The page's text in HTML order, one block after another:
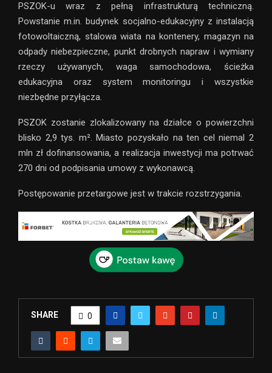
PSZOK-u wraz z pełną infrastrukturą techniczną.
Powstanie m.in. budynek socjalno-edukacyjny z instalacją
fotowoltaiczną, stalowa wiata na kontenery, magazyn na
odpady niebezpieczne, punkt drobnych napraw i wymiany
rzeczy używanych, waga samochodowa, ścieżka
edukacyjna oraz system monitoringu i wszystkie
niezbędne przyłącza.
PSZOK zostanie zlokalizowany na działce o powierzchni
blisko 2,9 tys. m². Miasto pozyskało na ten cel niemal 2
mln zł dofinansowania, a realizacja inwestycji ma potrwać
270 dni od podpisania umowy z wykonawcą.
Postępowanie przetargowe jest w trakcie rozstrzygania.
SHARE 0